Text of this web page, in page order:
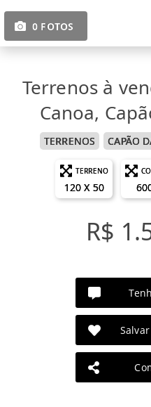
0 FOTOS
Terrenos à
Canoa,
TERRENOS CAPÃO
TERRENO
120 X 50
R$